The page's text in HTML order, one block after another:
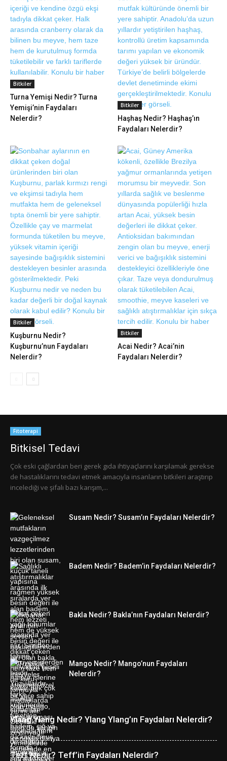
Bitkiler
Turna Yemişi Nedir? Turna
Yemişi’nin Faydaları
Nelerdir?
Bitkiler
Haşhaş Nedir? Haşhaş’ın
Faydaları Nelerdir?
Bitkiler
Kuşburnu Nedir?
Kuşburnu’nun Faydaları
Nelerdir?
Bitkiler
Acai Nedir? Acai’nin
Faydaları Nelerdir?
Fitoterapi
Bitkisel Tedavi
Çok eski çağlardan beri gerek gıda ihtiyaçlarını karşılamak gerekse
de hastalıklarını tedavi etmek amacıyla insanların bitkileri araştırıp
incelediği ve şifalı bazı karışım,...
Susam Nedir? Susam’ın Faydaları Nelerdir?
Badem Nedir? Badem’in Faydaları Nelerdir?
Bakla Nedir? Bakla’nın Faydaları Nelerdir?
Mango Nedir? Mango’nun Faydaları
Nelerdir?
Ylang Ylang Nedir? Ylang Ylang’ın Faydaları Nelerdir?
Teff Nedir? Teff’in Faydaları Nelerdir?